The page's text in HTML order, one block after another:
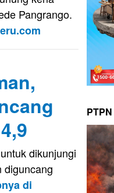
Pangrango.
dikunjungi
diguncang
di